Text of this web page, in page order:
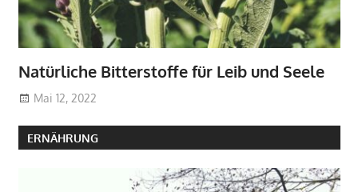
Natürliche Bitterstoffe für Leib und Seele
Mai 12, 2022
ERNÄHRUNG